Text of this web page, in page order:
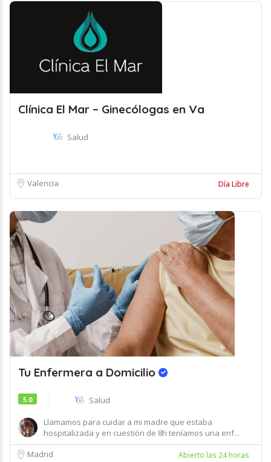
Clínica El Mar – Ginecólogas en Va
Salud
Valencia Día Libre
Tu Enfermera a Domicilio
5.0
Salud
Llamamos para cuidar a mi madre que estaba
hospitalizada y en cuestión de 8h teníamos una enf...
Madrid
Abierto las 24 horas